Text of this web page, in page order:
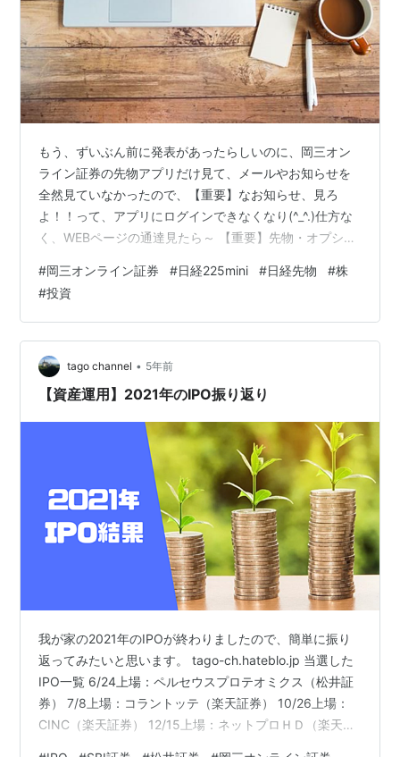
もう、ずいぶん前に発表があったらしいのに、岡三オン
ライン証券の先物アプリだけ見て、メールやお知らせを
全然見ていなかったので、【重要】なお知らせ、見ろ
よ！！って、アプリにログインできなくなり(^_^.)仕方な
く、WEBページの通達見たら～ 【重要】先物・オプショ
券で、先物取引が年内で終了！！のお知らせが～～～💦
岡三オンライン証券は、手数料が高いのですが、アプリ
が使いやすく、このアプリを使ってると、他が使いづら
くて、日経先物miniを岡三オンライン証券でチマチマト
レードしていました。 コロナショック後に投資の勉強を
始めて、日本の個別株を買い始…
#岡三オンライン証券 #日経225mini #日経先物 #株
#投資
tago channel • 5年前
【資産運用】2021年のIPO振り返り
我が家の2021年のIPOが終わりましたので、簡単に振り
返ってみたいと思います。 tago-ch.hateblo.jp 当選した
IPO一覧 6/24上場：ペルセウスプロテオミクス（松井証
券） 7/8上場：コラントッテ（楽天証券） 10/26上場：
CINC（楽天証券） 12/15上場：ネットプロＨＤ（楽天証